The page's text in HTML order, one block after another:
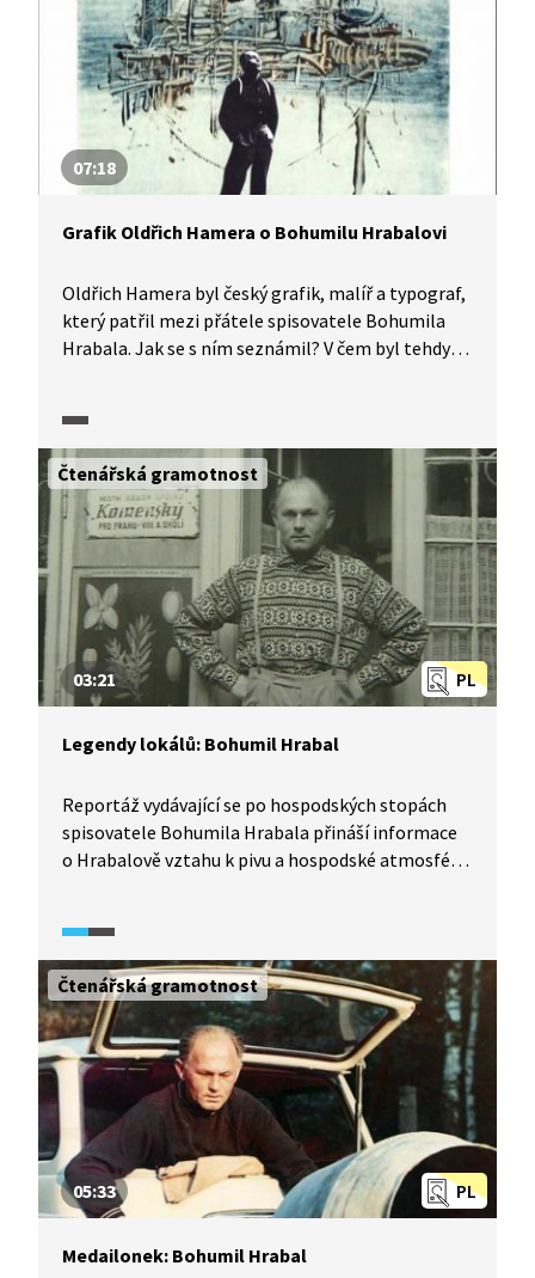
07:18
Grafik Oldřich Hamera o Bohumilu Hrabalovi
Oldřich Hamera byl český grafik, malíř a typograf,
který patřil mezi přátele spisovatele Bohumila
Hrabala. Jak se s ním seznámil? V čem byl tehdy
ze spisovatele samého? Odpovědi na tyto otázky
i ukázky z dobových rozhovorů s Bohumilem
Hrabalem nalezneme ve videu.
Čtenářská gramotnost
PL
03:21
Legendy lokálů: Bohumil Hrabal
Reportáž vydávající se po hospodských stopách
spisovatele Bohumila Hrabala přináší informace
o Hrabalově vztahu k pivu a hospodské atmosféře,
v nemocnici Na Bulovce.
Čtenářská gramotnost
PL
05:33
Medailonek: Bohumil Hrabal